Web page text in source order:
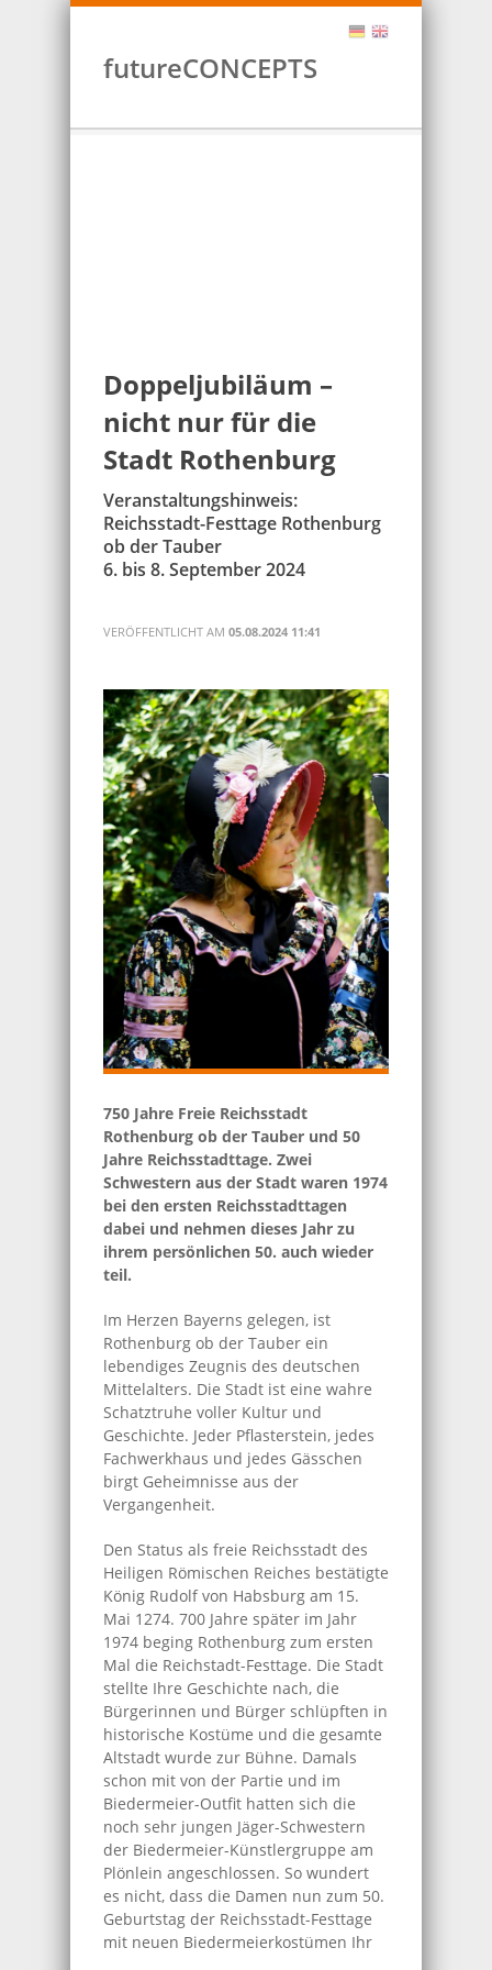
futureCONCEPTS
Doppeljubiläum –
nicht nur für die
Stadt Rothenburg
Veranstaltungshinweis:
Reichsstadt-Festtage Rothenburg
ob der Tauber
6. bis 8. September 2024
VERÖFFENTLICHT AM 05.08.2024 11:41
750 Jahre Freie Reichsstadt
Rothenburg ob der Tauber und 50
Jahre Reichsstadttage. Zwei
Schwestern aus der Stadt waren 1974
bei den ersten Reichsstadttagen
dabei und nehmen dieses Jahr zu
ihrem persönlichen 50. auch wieder
teil.
Im Herzen Bayerns gelegen, ist
Rothenburg ob der Tauber ein
lebendiges Zeugnis des deutschen
Mittelalters. Die Stadt ist eine wahre
Schatztruhe voller Kultur und
Geschichte. Jeder Pflasterstein, jedes
Fachwerkhaus und jedes Gässchen
birgt Geheimnisse aus der
Vergangenheit.
Den Status als freie Reichsstadt des
Heiligen Römischen Reiches bestätigte
König Rudolf von Habsburg am 15.
Mai 1274. 700 Jahre später im Jahr
1974 beging Rothenburg zum ersten
Mal die Reichstadt-Festtage. Die Stadt
stellte Ihre Geschichte nach, die
Bürgerinnen und Bürger schlüpften in
historische Kostüme und die gesamte
Altstadt wurde zur Bühne. Damals
schon mit von der Partie und im
Biedermeier-Outfit hatten sich die
noch sehr jungen Jäger-Schwestern
der Biedermeier-Künstlergruppe am
Plönlein angeschlossen. So wundert
es nicht, dass die Damen nun zum 50.
Geburtstag der Reichsstadt-Festtage
mit neuen Biedermeierkostümen Ihr